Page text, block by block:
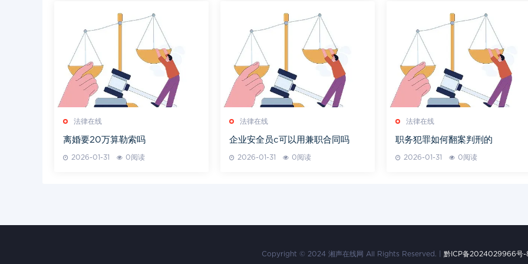
法律在线
离婚要20万算勒索吗
2026-01-31 0阅读
法律在线
企业安全员c可以用兼职合同吗
2026-01-31 0阅读
法律在线
职务犯罪如何翻案判刑的
2026-01-31 0阅读
Copyright © 2024 湘声在线网 All Rights Reserved. | 黔ICP备2024029966号-